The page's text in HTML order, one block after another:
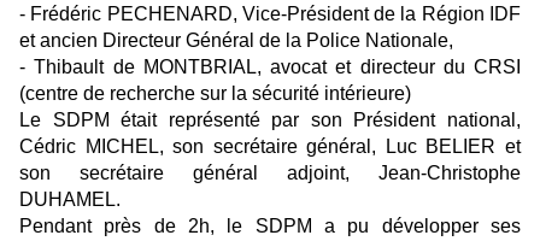
- Frédéric PECHENARD, Vice-Président de la Région IDF
et ancien Directeur Général de la Police Nationale,
- Thibault de MONTBRIAL, avocat et directeur du CRSI
(centre de recherche sur la sécurité intérieure)
Le SDPM était représenté par son Président national,
Cédric MICHEL, son secrétaire général, Luc BELIER et
son secrétaire général adjoint, Jean-Christophe
DUHAMEL.
Pendant près de 2h, le SDPM a pu développer ses